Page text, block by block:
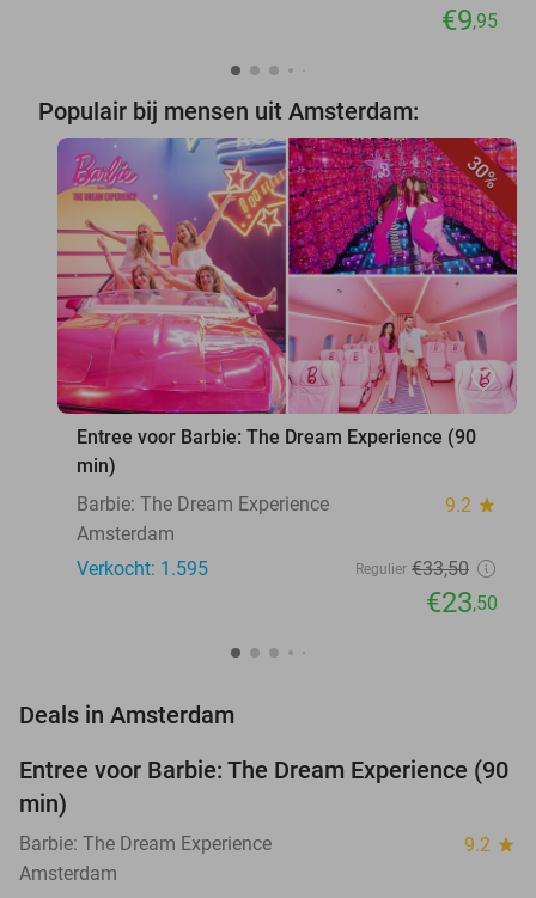
€9,95
Populair bij mensen uit Amsterdam:
30%
favorite_border
Entree voor Barbie: The Dream Experience (90
min)
Barbie: The Dream Experience
9.2 star
Amsterdam
Verkocht: 1.595
Regulier €33,50
€23,50
Deals in Amsterdam
30%
Entree voor Barbie: The Dream Experience (90
min)
Barbie: The Dream Experience 9.2 star
Amsterdam